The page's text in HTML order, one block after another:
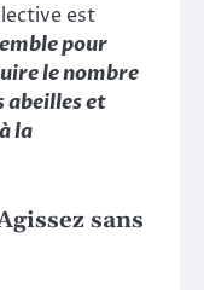
est
pour
le nombre
abeilles et
la
sans